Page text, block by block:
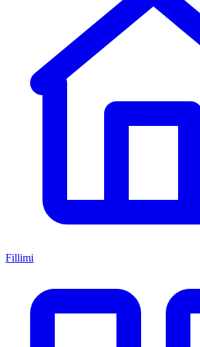
Fillimi